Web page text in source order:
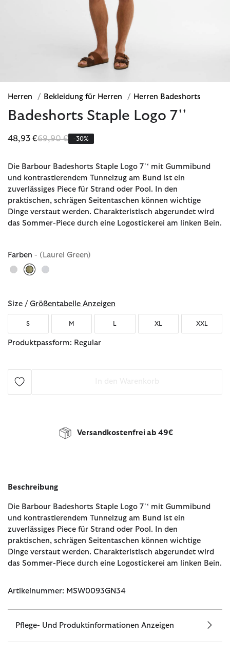
Herren / Bekleidung für Herren / Herren Badeshorts
Badeshorts Staple Logo 7''
48,93 €Reduziert von
69,90 €bis-30%
Die Barbour Badeshorts Staple Logo 7'‘ mit Gummibund
und kontrastierendem Tunnelzug am Bund ist ein
zuverlässiges Piece für Strand oder Pool. In den
praktischen, schrägen Seitentaschen können wichtige
Dinge verstaut werden. Charakteristisch abgerundet wird
das Sommer-Piece durch eine Logostickerei am linken Bein.
Farben - (Laurel Green)
Size / Größentabelle Anzeigen
S M L XL XXL
Produktpassform: Regular
Versandkostenfrei ab 49€
Beschreibung
Die Barbour Badeshorts Staple Logo 7'‘ mit Gummibund
und kontrastierendem Tunnelzug am Bund ist ein
zuverlässiges Piece für Strand oder Pool. In den
praktischen, schrägen Seitentaschen können wichtige
Dinge verstaut werden. Charakteristisch abgerundet wird
das Sommer-Piece durch eine Logostickerei am linken Bein.
Artikelnummer: MSW0093GN34
Pflege- Und Produktinformationen Anzeigen